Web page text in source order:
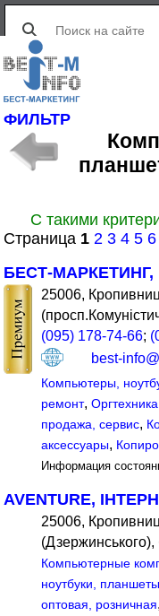
ФИЛЬТР
С такими
Страница 12 3 4 5 6
БЕСТ-МАРКЕТИНГ,
25006,
(095) 178-74-66;
best-
Компьютеры,
ремонт,
продажа, сервис,
аксессуары,
Информация
AVENTURE,
25006,
(Дзержинського),
Компьютерные
ноутбуки,
оптовая, розничная